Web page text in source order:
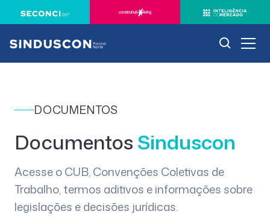
DOCUMENTOS
Documentos Sinduscon
Acesse o CUB, Convenções Coletivas de
Trabalho, termos aditivos e informações sobre
legislações e decisões jurídicas.